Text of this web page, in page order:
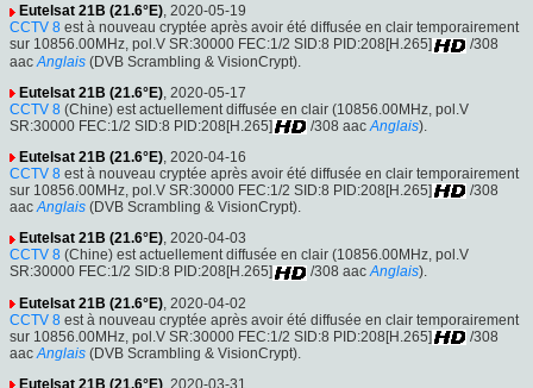
Eutelsat 21B (21.6°E), 2020-05-19
CCTV 8 est à nouveau cryptée après avoir été diffusée en clair temporairement
sur 10856.00MHz, pol.V SR:30000 FEC:1/2 SID:8 PID:208[H.265]
/308
aac Anglais (DVB Scrambling & VisionCrypt).
Eutelsat 21B (21.6°E) , 2020-05-17
CCTV 8 (Chine) est actuellement diffusée en clair (10856.00MHz, pol.V
SR:30000 FEC:1/2 SID:8 PID:208[H.265]
/308 aac Anglais).
Eutelsat 21B (21.6°E), 2020-04-16
CCTV 8 est à nouveau cryptée après avoir été diffusée en clair temporairement
sur 10856.00MHz, pol.V SR:30000 FEC:1/2 SID:8 PID:208[H.265]
/308
aac Anglais (DVB Scrambling & VisionCrypt).
Eutelsat 21B (21.6°E), 2020-04-03
CCTV 8 (Chine) est actuellement diffusée en clair (10856.00MHz, pol.V
SR:30000 FEC:1/2 SID:8 PID:208[H.265]
/308 aac Anglais).
Eutelsat 21B (21.6°E) , 2020-04-02
CCTV 8 est à nouveau cryptée après avoir été diffusée en clair temporairement
sur 10856.00MHz, pol.V SR:30000 FEC:1/2 SID:8 PID:208[H.265]
/308
aac Anglais (DVB Scrambling & VisionCrypt).
Eutelsat 21B (21.6°E), 2020-03-31